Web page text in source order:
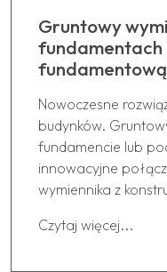
Gruntowy
fundamentach
fundamentową
Nowoczesne
budynków.
fundamencie lub
innowacyjne
wymiennika z
Czytaj więcej...